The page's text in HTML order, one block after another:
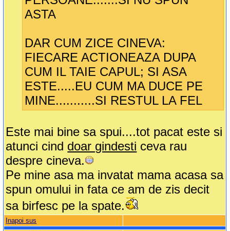
ASTA
DAR CUM ZICE CINEVA:
FIECARE ACTIONEAZA DUPA
CUM IL TAIE CAPUL; SI ASA
ESTE.....EU CUM MA DUCE PE
MINE...........SI RESTUL LA FEL
Este mai bine sa spui....tot pacat este si
atunci cind doar gindesti ceva rau
despre cineva.
Pe mine asa ma invatat mama acasa sa
spun omului in fata ce am de zis decit
sa birfesc pe la spate.
Inapoi sus